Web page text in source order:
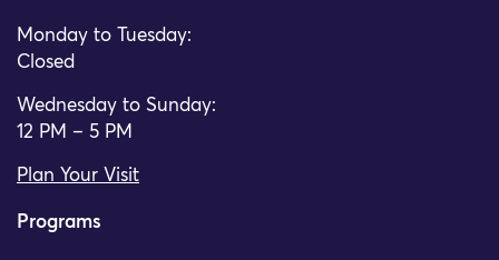
Monday to Tuesday:
Closed
Wednesday to Sunday:
12 PM – 5 PM
Plan Your Visit
Programs